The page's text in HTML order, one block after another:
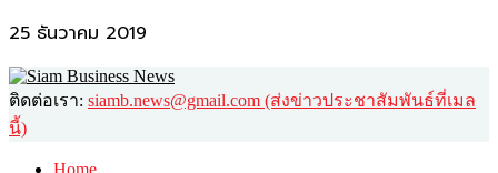
25 ธันวาคม 2019
ติดต่อเรา: siamb.news@gmail.com (ส่งข่าวประชาสัมพันธ์ที่เมล
นี้)
Home